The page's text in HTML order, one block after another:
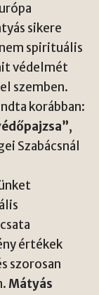
sikere
spirituális
védelmét
szemben.
korábban:
,
Szabácsnál
értékek
szorosan
Mátyás